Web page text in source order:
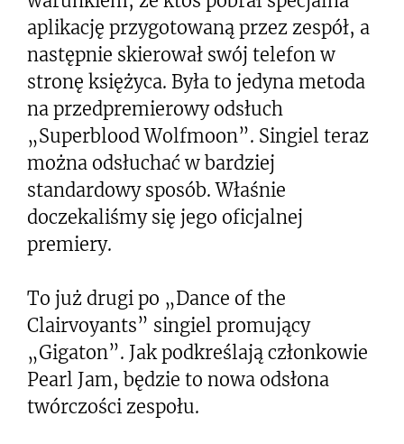
aplikację przygotowaną przez zespół, a
następnie skierował swój telefon w
stronę księżyca. Była to jedyna metoda
na przedpremierowy odsłuch
„Superblood Wolfmoon”. Singiel teraz
można odsłuchać w bardziej
standardowy sposób. Właśnie
doczekaliśmy się jego oficjalnej
premiery.
To już drugi po „Dance of the
Clairvoyants” singiel promujący
„Gigaton”. Jak podkreślają członkowie
Pearl Jam, będzie to nowa odsłona
twórczości zespołu.